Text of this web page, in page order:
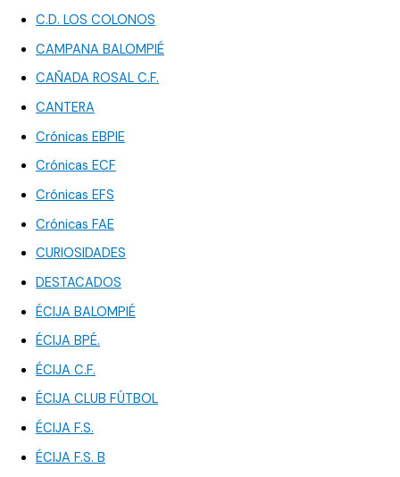
C.D. LOS COLONOS
CAMPANA BALOMPIÉ
CAÑADA ROSAL C.F.
CANTERA
Crónicas EBPIE
Crónicas ECF
Crónicas EFS
Crónicas FAE
CURIOSIDADES
DESTACADOS
ÉCIJA BALOMPIÉ
ÉCIJA BPÉ.
ÉCIJA C.F.
ÉCIJA CLUB FÚTBOL
ÉCIJA F.S.
ÉCIJA F.S. B